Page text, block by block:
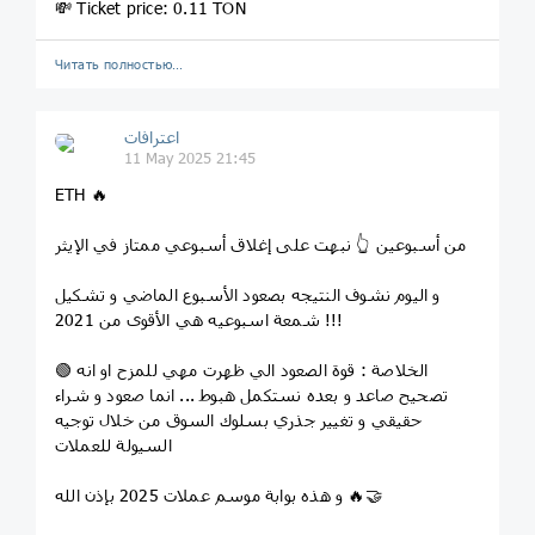
💸 Ticket price: 0.11 TON
Читать полностью…
اعترافات
11 May 2025 21:45
ETH 🔥
من أسبوعين 👆 نبهت على إغلاق أسبوعي ممتاز في الإيثر
و اليوم نشوف النتيجه بصعود الأسبوع الماضي و تشكيل
شمعة اسبوعيه هي الأقوى من 2021 !!!
🟢 الخلاصة : قوة الصعود الي ظهرت مهي للمزح او انه
تصحيح صاعد و بعده نستكمل هبوط ... انما صعود و شراء
حقيقي و تغيير جذري بسلوك السوق من خلال توجيه
السيولة للعملات
و هذه بوابة موسم عملات 2025 بإذن الله 🔥🤝